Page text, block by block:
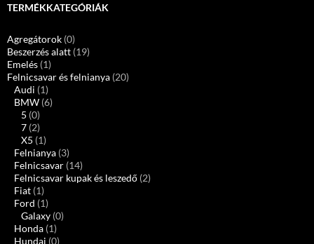
TERMÉKKATEGÓRIÁK
Agregátorok (0)
Beszerzés alatt (19)
Emelés (1)
Felnicsavar és felnianya (20)
Audi (1)
BMW (6)
5 (0)
7 (2)
X5 (1)
Felnianya (3)
Felnicsavar (14)
Felnicsavar kupak és leszedő (2)
Fiat (1)
Ford (1)
Galaxy (0)
Honda (1)
Hundai (0)